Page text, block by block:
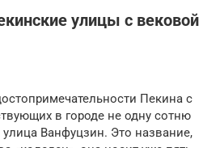
улицы с вековой
Пекина с
в городе не одну сотню
Ванфуцзин. Это название,